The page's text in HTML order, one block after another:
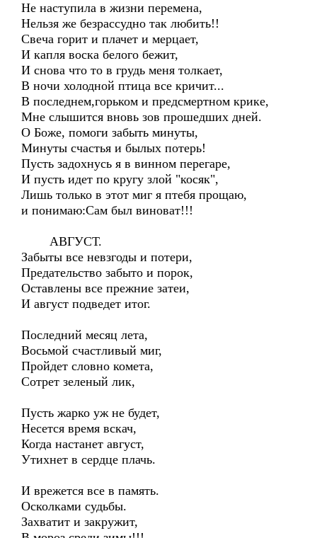
Не наступила в жизни перемена,
Нельзя же безрассудно так любить!!
Свеча горит и плачет и мерцает,
И капля воска белого бежит,
И снова что то в грудь меня толкает,
В ночи холодной птица все кричит...
В последнем,горьком и предсмертном крике,
Мне слышится вновь зов прошедших дней.
О Боже, помоги забыть минуты,
Минуты счастья и былых потерь!
Пусть задохнусь я в винном перегаре,
И пусть идет по кругу злой "косяк",
Лишь только в этот миг я птебя прощаю,
и понимаю:Сам был виноват!!!
АВГУСТ.
Забыты все невзгоды и потери,
Предательство забыто и порок,
Оставлены все прежние затеи,
И август подведет итог.
Последний месяц лета,
Восьмой счастливый миг,
Пройдет словно комета,
Сотрет зеленый лик,
Пусть жарко уж не будет,
Несется время вскач,
Когда настанет август,
Утихнет в сердце плачь.
И врежется все в память.
Осколками судьбы.
Захватит и закружит,